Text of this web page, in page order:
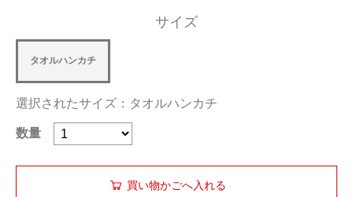
サイズ
タオルハンカチ
選択されたサイズ：タオルハンカチ
数量